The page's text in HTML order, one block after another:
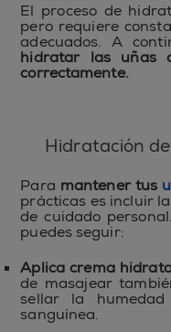
El proceso de
pero requiere
adecuados. A
hidratar las uñas
correctamente.
Hidratación
Para mantener tus
prácticas es incluir
de cuidado
puedes seguir:
Aplica crema
de masajear
sellar la
sanguínea.